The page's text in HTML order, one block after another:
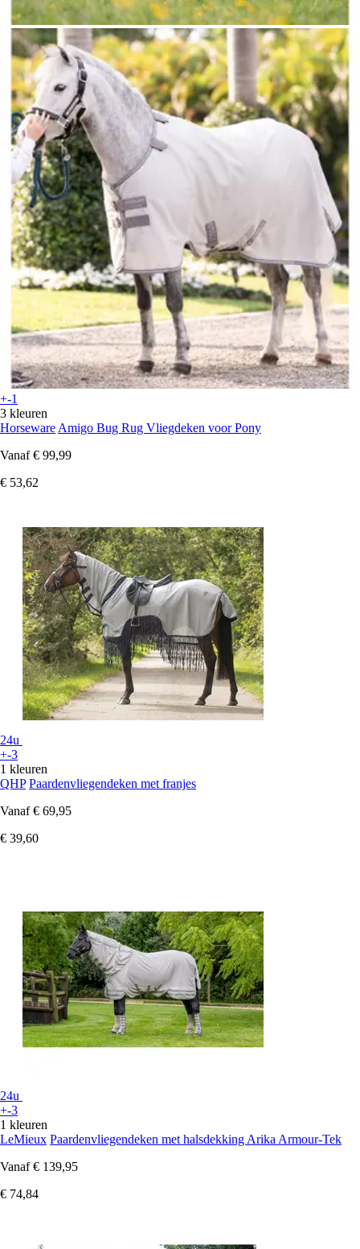
+-1
3 kleuren
Horseware Amigo Bug Rug Vliegdeken voor Pony
Vanaf € 99,99
€ 53,62
24u
+-3
1 kleuren
QHP Paardenvliegendeken met franjes
Vanaf € 69,95
€ 39,60
24u
+-3
1 kleuren
LeMieux Paardenvliegendeken met halsdekking Arika Armour-Tek
Vanaf € 139,95
€ 74,84